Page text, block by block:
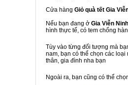
Cửa hàng Giỏ quà tết Gia
Nếu bạn đang ở Gia Viễn
hình thực tế, có tem chống
Tùy vào từng đối tượng mà
nam, bạn có thể chọn các
thân, gia đình nha bạn
Ngoài ra, bạn cũng có thể